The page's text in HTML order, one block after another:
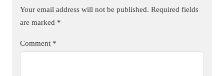
Your email address will not be published. Required fields
are marked *
Comment *